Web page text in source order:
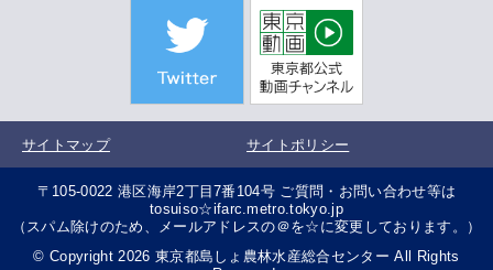
サイトマップ サイトポリシー
〒105-0022 港区海岸2丁目7番104号 ご質問・お問い合わせ等は
tosuiso☆ifarc.metro.tokyo.jp
（スパム除けのため、メールアドレスの＠を☆に変更しております。）
© Copyright 2026 東京都島しょ農林水産総合センター All Rights